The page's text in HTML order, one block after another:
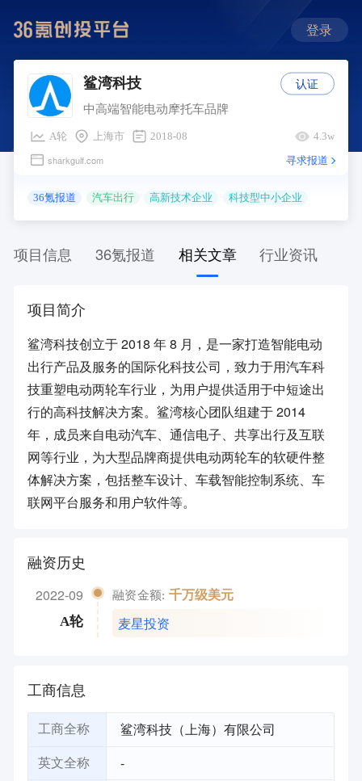
登录
鲨湾科技
中高端智能电动摩托车品牌
A轮 上海市 2018-08 4.3w
sharkgulf.com 寻求报道
36氪报道 汽车出行 高新技术企业 科技型中小企业
认证
项目信息 36氪报道 相关文章 行业资讯
项目简介
鲨湾科技创立于 2018 年 8 月，是一家打造智能电动
出行产品及服务的国际化科技公司，致力于用汽车科
技重塑电动两轮车行业，为用户提供适用于中短途出
行的高科技解决方案。鲨湾核心团队组建于 2014
年，成员来自电动汽车、通信电子、共享出行及互联
网等行业，为大型品牌商提供电动两轮车的软硬件整
体解决方案，包括整车设计、车载智能控制系统、车
联网平台服务和用户软件等。
融资历史
2022-09
A轮
融资金额: 千万级美元
麦星投资
工商信息
工商全称 鲨湾科技（上海）有限公司
英文全称 -